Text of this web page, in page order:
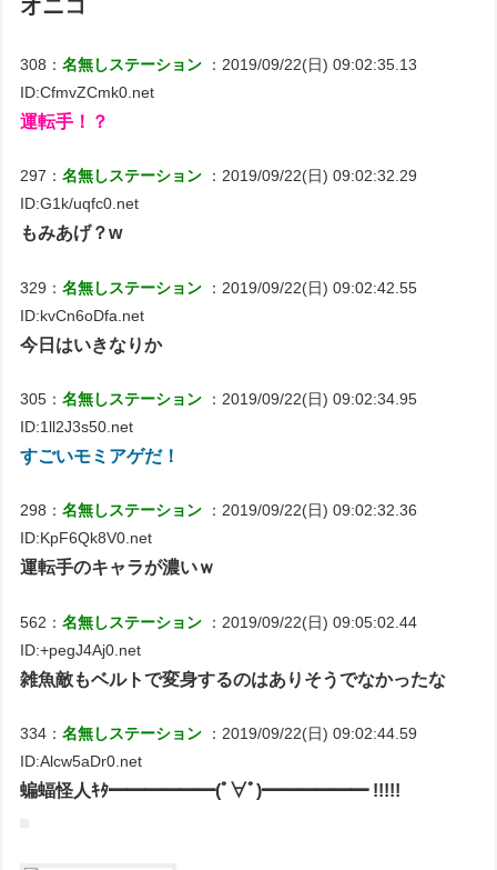
オニコ
308：名無しステーション
：2019/09/22(日) 09:02:35.13
ID:CfmvZCmk0.net
運転手！？
297：名無しステーション
：2019/09/22(日) 09:02:32.29
ID:G1k/uqfc0.net
もみあげ？w
329：名無しステーション
：2019/09/22(日) 09:02:42.55
ID:kvCn6oDfa.net
今日はいきなりか
305：名無しステーション
：2019/09/22(日) 09:02:34.95
ID:1ll2J3s50.net
すごいモミアゲだ！
298：名無しステーション
：2019/09/22(日) 09:02:32.36
ID:KpF6Qk8V0.net
運転手のキャラが濃いｗ
562：名無しステーション
：2019/09/22(日) 09:05:02.44
ID:+pegJ4Aj0.net
雑魚敵もベルトで変身するのはありそうでなかったな
334：名無しステーション
：2019/09/22(日) 09:02:44.59
ID:Alcw5aDr0.net
蝙蝠怪人ｷﾀ━━━━━━(ﾟ∀ﾟ)━━━━━━ !!!!!